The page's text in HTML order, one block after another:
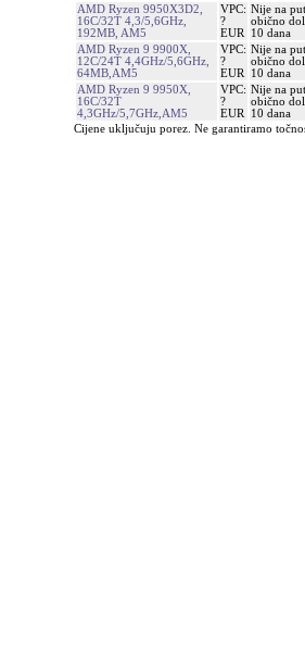
AMD Ryzen 9950X3D2,
16C/32T 4,3/5,6GHz,
192MB, AM5
VPC:
?
EUR
Nije na
obično
10 dana
AMD Ryzen 9 9900X,
12C/24T 4,4GHz/5,6GHz,
64MB,AM5
VPC:
?
EUR
Nije na
obično
10 dana
AMD Ryzen 9 9950X,
16C/32T
4,3GHz/5,7GHz,AM5
VPC:
?
EUR
Nije na
obično
10 dana
Cijene uključuju porez. Ne garantiramo